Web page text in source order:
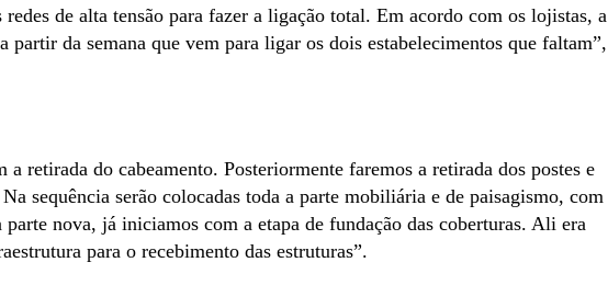
redes de alta tensão para fazer a ligação total. Em acordo com os lojistas, a
partir da semana que vem para ligar os dois estabelecimentos que faltam”,
a retirada do cabeamento. Posteriormente faremos a retirada dos postes e
sequência serão colocadas toda a parte mobiliária e de paisagismo, com
nova, já iniciamos com a etapa de fundação das coberturas. Ali era
para o recebimento das estruturas”.